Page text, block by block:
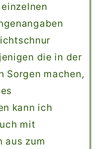
die in der
Sorgen machen,
kann ich
mit
aus zum